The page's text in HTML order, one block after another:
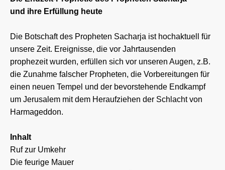
und ihre Erfüllung heute
Die Botschaft des Propheten Sacharja ist hochaktuell für
unsere Zeit. Ereignisse, die vor Jahrtausenden
prophezeit wurden, erfüllen sich vor unseren Augen, z.B.
die Zunahme falscher Propheten, die Vorbereitungen für
einen neuen Tempel und der bevorstehende Endkampf
um Jerusalem mit dem Heraufziehen der Schlacht von
Harmageddon.
Inhalt
Ruf zur Umkehr
Die feurige Mauer